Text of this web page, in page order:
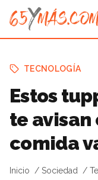
TECNOLOGÍA
Estos
te avisan
comida
Inicio Sociedad